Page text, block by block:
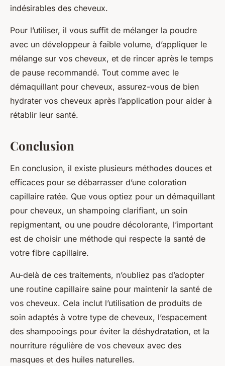
indésirables des cheveux.
Pour l’utiliser, il vous suffit de mélanger la poudre
avec un développeur à faible volume, d’appliquer le
mélange sur vos cheveux, et de rincer après le temps
de pause recommandé. Tout comme avec le
démaquillant pour cheveux, assurez-vous de bien
hydrater vos cheveux après l’application pour aider à
rétablir leur santé.
Conclusion
En conclusion, il existe plusieurs méthodes douces et
efficaces pour se débarrasser d’une coloration
capillaire ratée. Que vous optiez pour un démaquillant
pour cheveux, un shampoing clarifiant, un soin
repigmentant, ou une poudre décolorante, l’important
est de choisir une méthode qui respecte la santé de
votre fibre capillaire.
Au-delà de ces traitements, n’oubliez pas d’adopter
une routine capillaire saine pour maintenir la santé de
vos cheveux. Cela inclut l’utilisation de produits de
soin adaptés à votre type de cheveux, l’espacement
des shampooings pour éviter la déshydratation, et la
nourriture régulière de vos cheveux avec des
masques et des huiles naturelles.